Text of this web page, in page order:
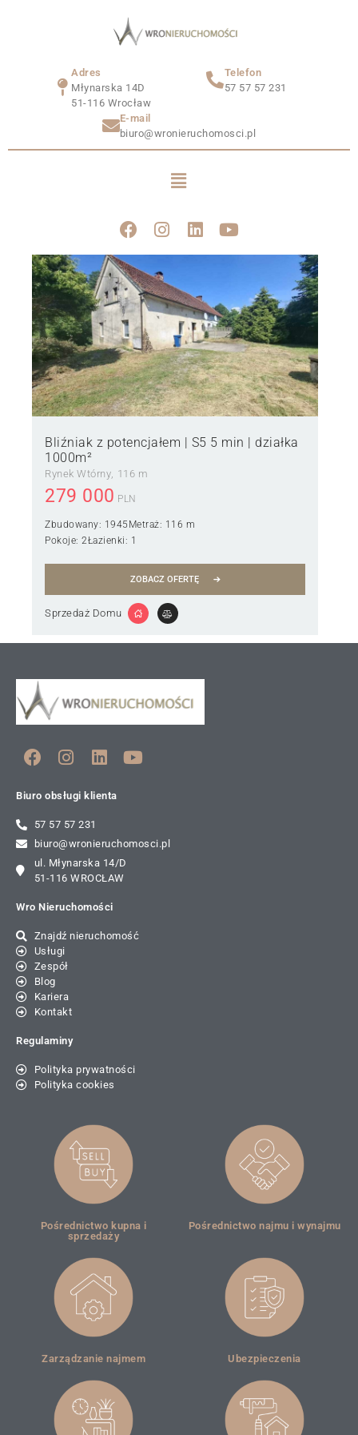
Adres
Młynarska 14D
51-116 Wrocław
Telefon
57 57 57 231
E-mail
biuro@wronieruchomosci.pl
Bliźniak z potencjałem | S5 5 min | działka
1000m²
Rynek Wtórny 116 m
279 000 PLN
Zbudowany: 1945 Metraż: 116 m
Pokoje: 2Łazienki: 1
ZOBACZ OFERTĘ
Sprzedaż Domu
Biuro obsługi klienta
57 57 57 231
biuro@wronieruchomosci.pl
ul. Młynarska 14/D
51-116 WROCŁAW
Wro Nieruchomości
Znajdź nieruchomość
Usługi
Zespół
Blog
Kariera
Kontakt
Regulaminy
Polityka prywatności
Polityka cookies
Pośrednictwo kupna i
sprzedaży
Pośrednictwo najmu i wynajmu
Zarządzanie najmem Ubezpieczenia